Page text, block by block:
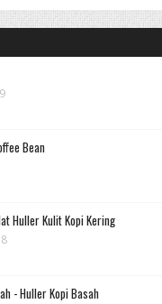
Bean
Huller Kulit Kopi Kering
- Huller Kopi Basah